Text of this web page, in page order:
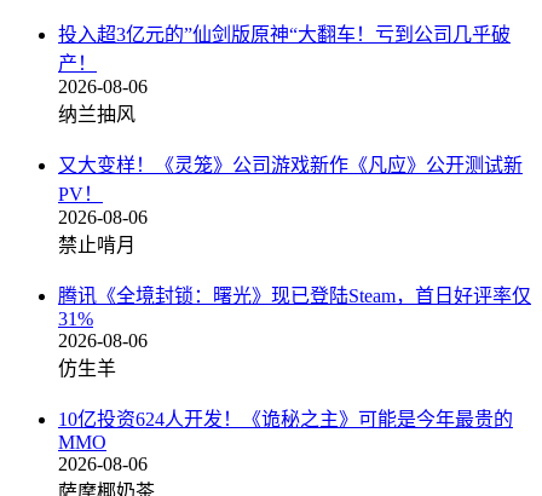
投入超3亿元的”仙剑版原神“大翻车！亏到公司几乎破
产！
2026-08-06
纳兰抽风
又大变样！《灵笼》公司游戏新作《凡应》公开测试新
PV！
2026-08-06
禁止啃月
腾讯《全境封锁：曙光》现已登陆Steam，首日好评率仅
31%
2026-08-06
仿生羊
10亿投资624人开发！《诡秘之主》可能是今年最贵的
MMO
2026-08-06